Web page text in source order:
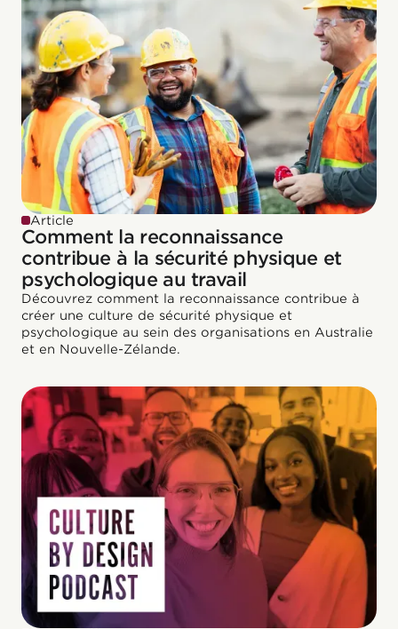
Article
Comment la reconnaissance
contribue à la sécurité physique et
psychologique au travail
Découvrez comment la reconnaissance contribue à
créer une culture de sécurité physique et
psychologique au sein des organisations en Australie
et en Nouvelle-Zélande.